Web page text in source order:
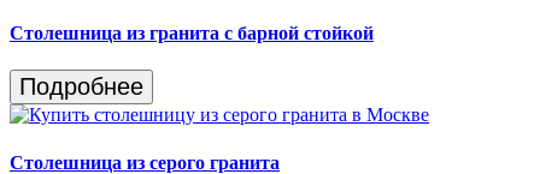
Столешница из гранита c барной стойкой
Подробнее
Столешница из серого гранита